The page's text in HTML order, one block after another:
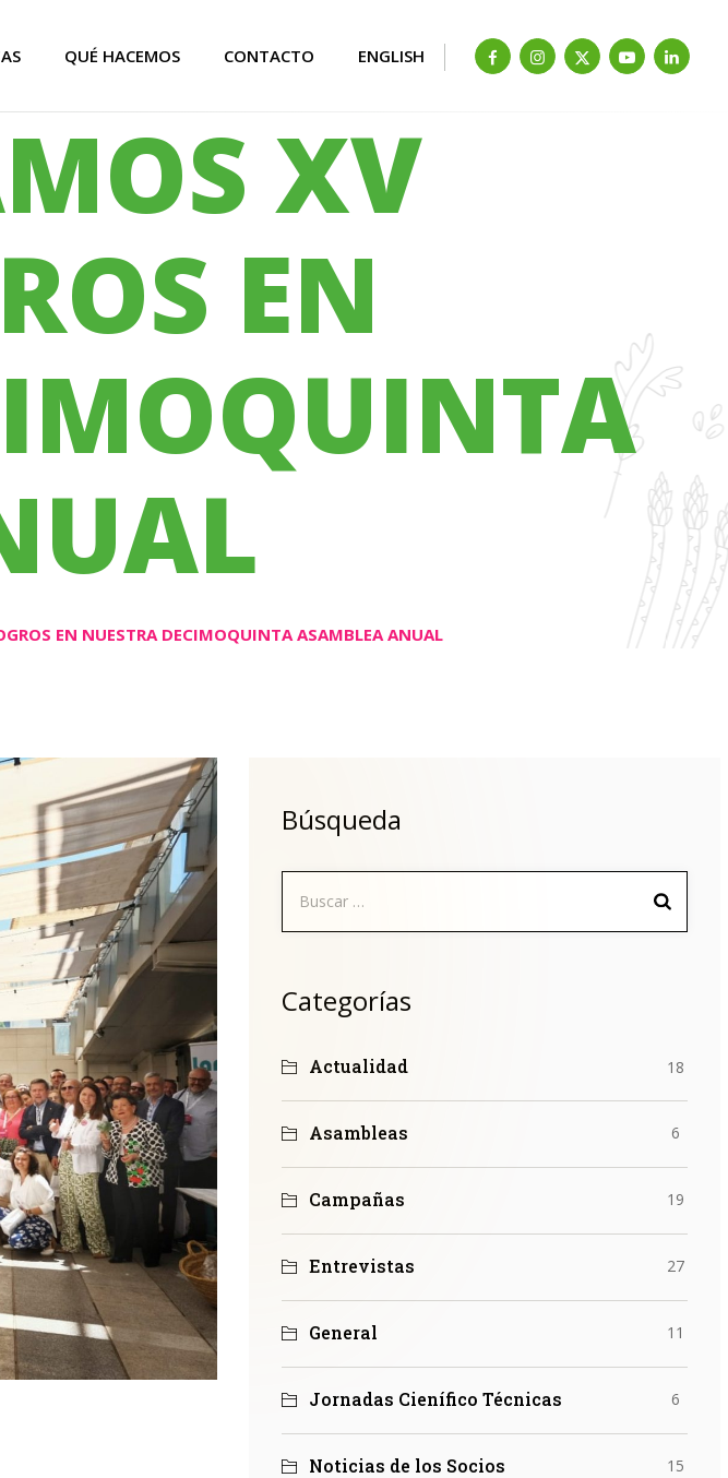
QUÉ HACEMOS CONTACTO ENGLISH
XV
EN
EN NUESTRA DECIMOQUINTA ASAMBLEA ANUAL
Búsqueda
Categorías
Actualidad 18
Asambleas 6
Campañas 19
Entrevistas 27
General 11
Jornadas Cienífico Técnicas 6
Noticias de los Socios 15